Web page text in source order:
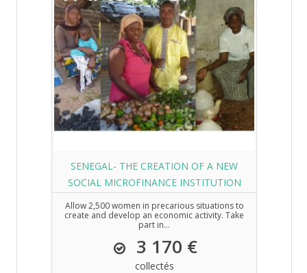
SENEGAL- THE CREATION OF A NEW
SOCIAL MICROFINANCE INSTITUTION
Allow 2,500 women in precarious situations to
create and develop an economic activity. Take
part in...
3 170 €
collectés